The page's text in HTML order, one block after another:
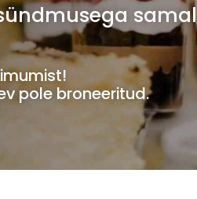
samal
pole broneeritud.